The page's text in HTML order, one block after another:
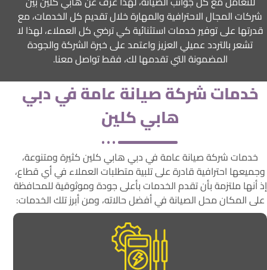
شركات المجال الاحترافية والمهارة خلال تقديم كل الخدمات، مع
قدرتها على توفير خدمات استثنائية كي ترضي كل العملاء، لهذا لا
تشعر بالتردد عميلي العزيز واعتمد على خبرة الشركة والجودة
المضمونة التي تقدمها لك، فقط تواصل معنا.
خدمات شركة صيانة عامة في دبي
هابي كلين
خدمات شركة صيانة عامة في دبي هابي كلين كثيرة ومتنوعة،
وجميعها احترافية قادرة على تلبية متطلبات العملاء في أي قطاع،
إذ أنها ملتزمة بأن تقدم الخدمات بأعلى جودة وموثوقية للمحافظة
على المكان محل الصيانة في أفضل حالاته، ومن أبرز تلك الخدمات: